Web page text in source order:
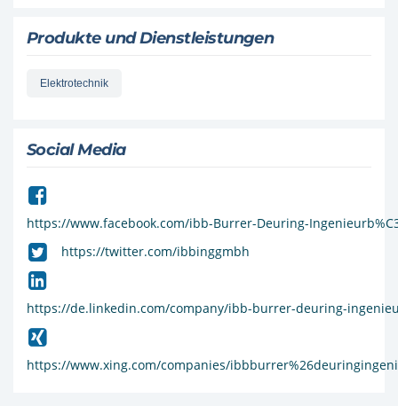
Produkte und Dienstleistungen
Elektrotechnik
Social Media
https://www.facebook.com/ibb-Burrer-Deuring-
https://twitter.com/ibbinggmbh
https://de.linkedin.com/company/ibb-burrer-deuring-
https://www.xing.com/companies/